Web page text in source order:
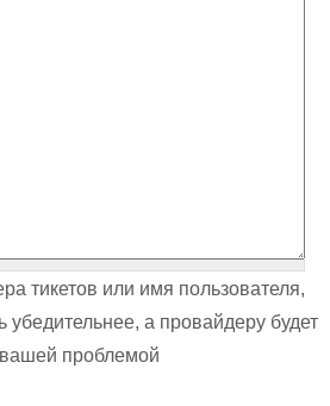
тикетов или имя пользователя,
убедительнее, а провайдеру будет
проблемой